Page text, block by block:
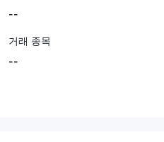
--
거래 종목
--